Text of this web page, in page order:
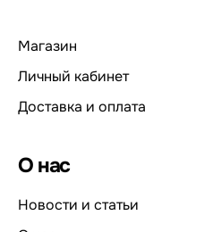
Магазин
Личный кабинет
Доставка и оплата
О нас
Новости и статьи